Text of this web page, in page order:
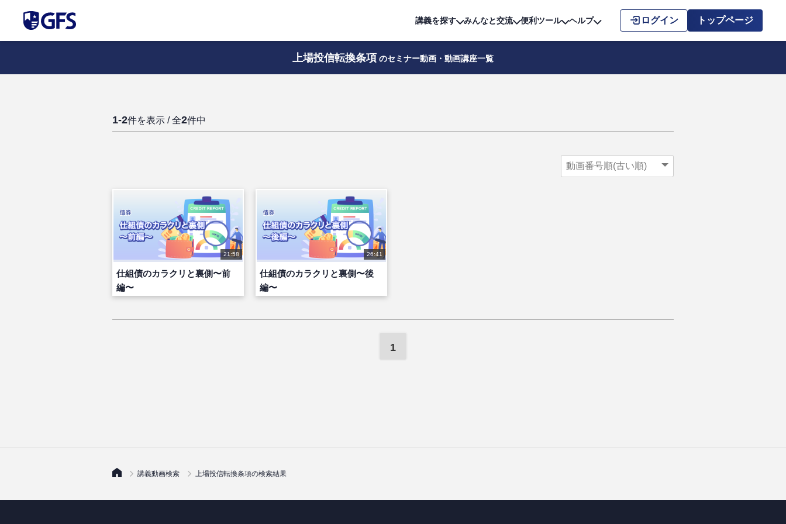
講義を探す みんなと交流 便利ツール ヘルプ ログイン トップページ
上場投信転換条項 のセミナー動画・動画講座一覧
1-2件を表示 / 全2件中
21:58
仕組債のカラクリと裏側〜前
編〜
26:41
仕組債のカラクリと裏側〜後
編〜
1
講義動画検索 上場投信転換条項の検索結果